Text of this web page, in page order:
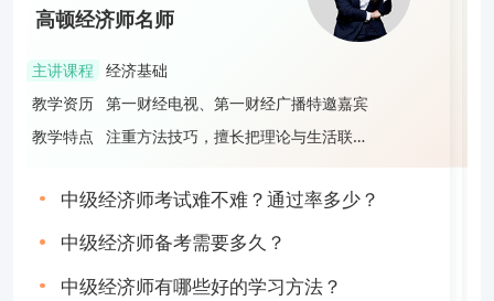
高顿经济师名师
主讲课程
经济基础
教学资历 第一财经电视、第一财经广播特邀嘉宾
教学特点
注重方法技巧，擅长把理论与生活联
中级经济师考试难不难？通过率多少？
中级经济师备考需要多久？
中级经济师有哪些好的学习方法？
高顿经济师名师
主讲课程 工商管理
教学资历 985管理学硕士，中级经济师，中级会计
持证人
教学特点 旁征博引，语言风趣，深受学生好评
中级经济师证难不难考？值得考吗？
2023中级经济师一个月备考攻略，速速查
收！
2023中级经济师经济基础大纲变化有哪些
高顿经济师名师
主讲课程 财政税收
教学资历 拥有8年教育培训经验，打造多款财经证
书培训课程，服务超过3万名学员
教学特点 授课风格轻松明快，逻辑性强，善于激
中级经济师先学哪一门？附3点实用学习建
议！
经济师是不是中级职称？
高级经济师非全日制大专能报考吗？
主讲课程
教学资历 第一财经电视、第一财经广播特邀嘉宾
教学特点 注重方法技巧，擅长把理论与生活联
中级经济师考试难不难？通过率多少？
中级经济师备考需要多久？